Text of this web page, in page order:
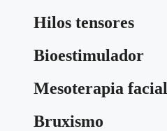
Hilos tensores
Bioestimulador
Mesoterapia facial
Bruxismo